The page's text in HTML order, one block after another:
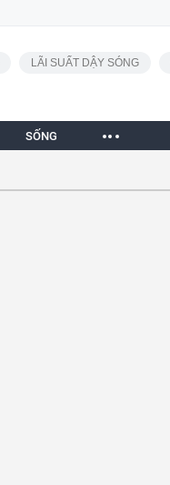
LÃI SUẤT DẬY SÓNG
SỐNG